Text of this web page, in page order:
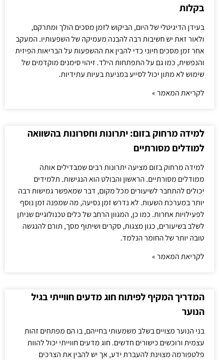
בקלות
בעידן הדיגיטלי של היום, הביקוש לזמן מסכים הולך ומתרקם,
ולאור זאת יש חשיבות רבה להבנה מעמיקה של השפעותיו. המעקב
אחר זמן מסכים חיוני כדי להבין את ההשפעות על הבריאות הפיזית
והנפשית, כמו גם על התפתחות הילד. זיהוי סימנים מוקדמים של
שימוש לא מתון יכול לסייע במניעת בעיות עתידיות.
לקריאת המאמר »
למידה מרחוק בזום: יתרונות וחסרונות בהשוואה
למודלים מסורתיים
למידה מרחוק בזום מציעה יתרונות רבים שמבדילים אותה
ממודלים מסורתיים. הראשון והבולט הוא הנגישות. תלמידים
יכולים להתחבר לשיעורים מכל מקום, דבר שמאפשר גמישות רבה
יותר במערכת השעות. לא נדרש זמן נסיעה, מה שמפנה זמן נוסף
לפעילויות אחרות. כמו כן, המגוון הרחב של כלים טכנולוגיים שניתן
לשלב בשיעורים, כגון מצגות, סקרים ושיתוף מסך, תורם להנגשה
טובה יותר של החומר הנלמד.
לקריאת המאמר »
המדריך המקיף לפיתוח חוג מדעים חווייתי בגיל
הנוער
בני הנוער מצויים בשלב משמעותי בחייהם, בו הם מפתחים זהות
עצמית ורוכשים כישורים חדשים. חוג מדעים חווייתי יכול להוות
פלטפורמה מצוינת להעברת ידע, אך יש להבין את הצרכים